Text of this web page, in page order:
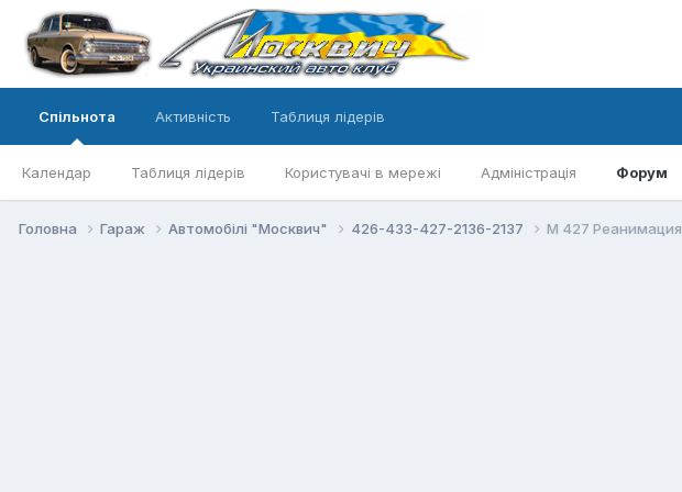
Спільнота
Календар Таблиця лідерів Користувачі в мережі Адміністрація Форум
Активність Таблиця лідерів
Головна Гараж Автомобілі "Москвич" 426-433-427-2136-2137 М 427 Реанимация